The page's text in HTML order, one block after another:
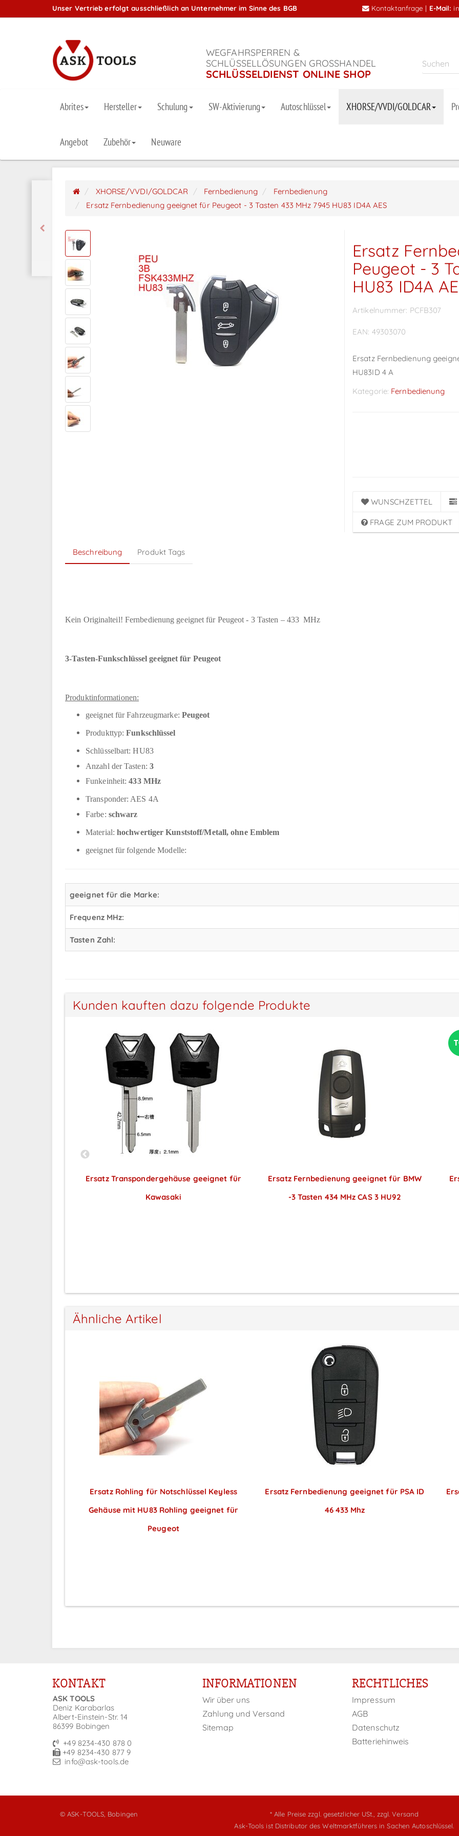
Unser Vertrieb erfolgt ausschließlich an Unternehmer im Sinne des BGB Kontaktanfrage | E-Mail:
WEGFAHRSPERREN &
SCHLÜSSELLÖSUNGEN GROSSHANDEL
SCHLÜSSELDIENST ONLINE SHOP
Abrites Hersteller Schulung SW-Aktivierung Autoschlüssel XHORSE/VVDI/GOLDCAR
Angebot Zubehör Neuware
XHORSE/VVDI/GOLDCAR Fernbedienung
Fernbedienung
Ersatz Fernbedienung geeignet für Peugeot - 3 Tasten 433 MHz 7945 HU83 ID4A AES
Ersatz
Peugeot - 3
HU83 ID4A
Artikelnummer: PCFB307
EAN: 49303070
Ersatz Fernbedienung
HU83ID 4 A
Kategorie: Fernbedienung
WUNSCHZETTEL
FRAGE ZUM PRODUKT
Beschreibung Produkt Tags
Kein Originalteil! Fernbedienung geeignet für Peugeot - 3 Tasten – 433 MHz
3-Tasten-Funkschlüssel geeignet für Peugeot
Produktinformationen:
geeignet für Fahrzeugmarke: Peugeot
Produkttyp:Funkschlüssel
Schlüsselbart: HU83
Anzahl der Tasten: 3
Funkeinheit:433 MHz
Transponder: AES 4A
Farbe: schwarz
Material: hochwertiger Kunststoff/Metall, ohne Emblem
geeignet für folgende Modelle:
geeignet für die Marke:
Frequenz MHz:
Tasten Zahl:
Kunden kauften dazu folgende Produkte
Ersatz Transpondergehäuse geeignet für
Kawasaki
Ersatz Fernbedienung geeignet für BMW
-3 Tasten 434 MHz CAS 3 HU92
Ähnliche Artikel
Ersatz Rohling für Notschlüssel Keyless
Gehäuse mit HU83 Rohling geeignet für
Peugeot
Ersatz Fernbedienung geeignet für PSA ID
46 433 Mhz
KONTAKT
ASK TOOLS
Deniz Karabarlas
Albert-Einstein-Str. 14
86399 Bobingen
+49 8234-430 878 0
+49 8234-430 877 9
info@ask-tools.de
INFORMATIONEN
Wir über uns
Zahlung und Versand
Sitemap
RECHTLICHES
Impressum
AGB
Datenschutz
Batteriehinweis
© ASK-TOOLS, Bobingen * Alle Preise zzgl. gesetzlicher USt., zzgl. Versand
Ask-Tools ist Distributor des Weltmarktführers in Sachen Autoschlüssel.